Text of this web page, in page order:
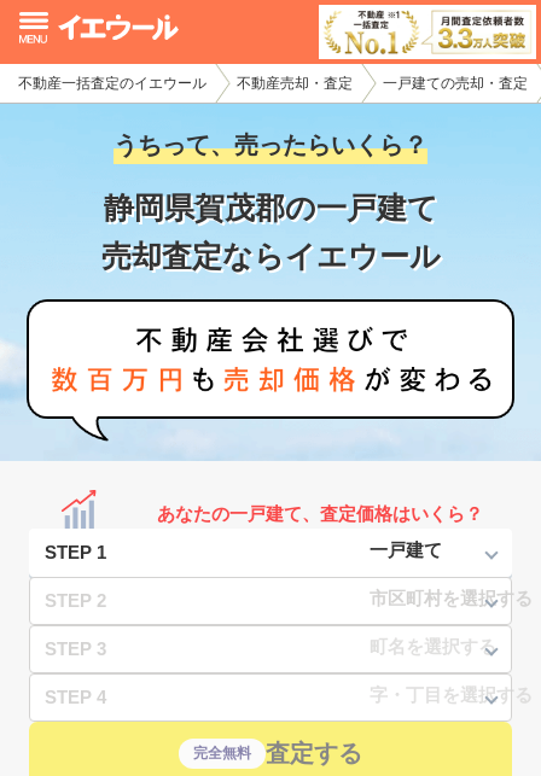
不動産一括査定のイエウール 不動産売却・査定 一戸建ての売却・査定
うちって、売ったらいくら？
静岡県賀茂郡の一戸建て
売却査定ならイエウール
あなたの一戸建て、査定価格はいくら？
STEP 1
STEP 2
STEP 3
STEP 4
完全無料 査定する
イエウール加盟希望の不動産会社様
初めての方へ
不動産売却の流れ
不動産の売却・一括査定
家査定シミュレーター
お問い合わせ